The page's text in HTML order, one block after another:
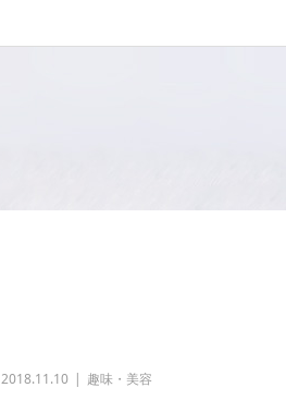
2018.11.10 趣味・美容